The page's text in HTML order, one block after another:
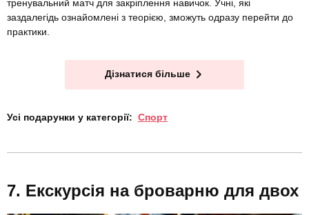
тренувальний матч для закріплення навичок. Учні, які
заздалегідь ознайомлені з теорією, зможуть одразу перейти до
практики.
Дізнатися більше
Усі подарунки у категорії: Спорт
Екскурсія на броварню для двох